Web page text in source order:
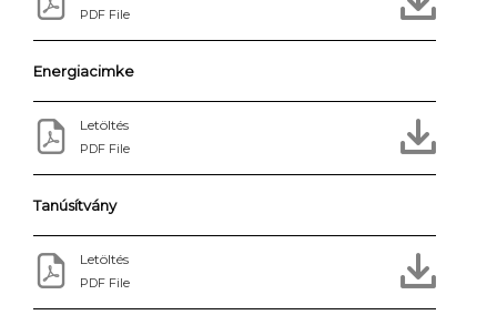
PDF File
Energiacimke
Letöltés
PDF File
Tanúsítvány
Letöltés
PDF File